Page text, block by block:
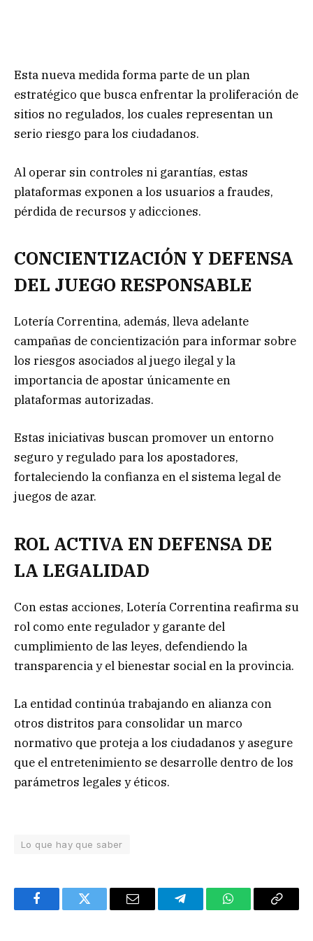
Esta nueva medida forma parte de un plan
estratégico que busca enfrentar la proliferación de
sitios no regulados, los cuales representan un
serio riesgo para los ciudadanos.
Al operar sin controles ni garantías, estas
plataformas exponen a los usuarios a fraudes,
pérdida de recursos y adicciones.
CONCIENTIZACIÓN Y DEFENSA
DEL JUEGO RESPONSABLE
Lotería Correntina, además, lleva adelante
campañas de concientización para informar sobre
los riesgos asociados al juego ilegal y la
importancia de apostar únicamente en
plataformas autorizadas.
Estas iniciativas buscan promover un entorno
seguro y regulado para los apostadores,
fortaleciendo la confianza en el sistema legal de
juegos de azar.
ROL ACTIVA EN DEFENSA DE
LA LEGALIDAD
Con estas acciones, Lotería Correntina reafirma su
rol como ente regulador y garante del
cumplimiento de las leyes, defendiendo la
transparencia y el bienestar social en la provincia.
La entidad continúa trabajando en alianza con
otros distritos para consolidar un marco
normativo que proteja a los ciudadanos y asegure
que el entretenimiento se desarrolle dentro de los
parámetros legales y éticos.
Lo que hay que saber
FacebookTwitter Email TelegramWhatsAppCopy